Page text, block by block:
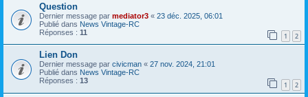
Question
Dernier message par mediator3 « 23 déc. 2025, 06:01
Publié dans News Vintage-RC
Réponses : 11 1 2
Lien Don
Dernier message par civicman « 27 nov. 2024, 21:01
Publié dans News Vintage-RC
Réponses : 13 1 2